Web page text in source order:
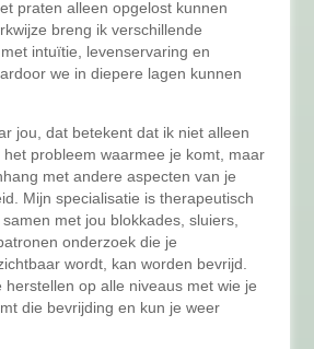
praten alleen opgelost kunnen
breng ik verschillende
intuïtie, levenservaring en
we in diepere lagen kunnen
jou, dat betekent dat ik niet alleen
probleem waarmee je komt, maar
met andere aspecten van je
Mijn specialisatie is therapeutisch
met jou blokkades, sluiers,
onderzoek die je
wordt, kan worden bevrijd.
herstellen op alle niveaus met wie je
die bevrijding en kun je weer